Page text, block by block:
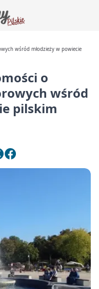
wśród młodzieży w powiecie
o
wśród
pilskim